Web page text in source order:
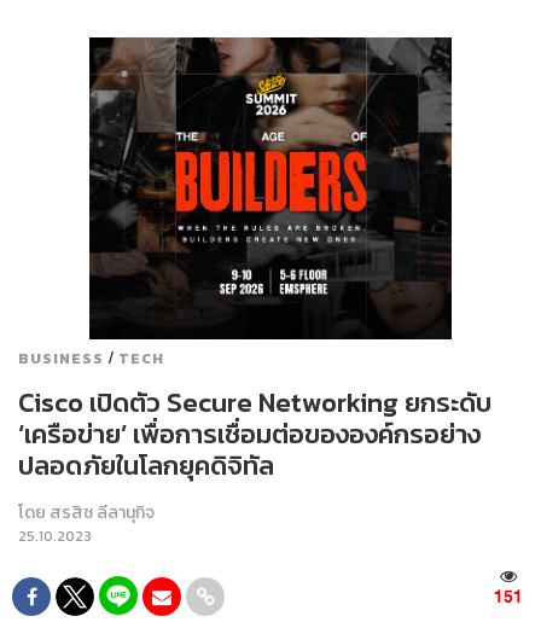
BUSINESS / TECH
Cisco เปิดตัว Secure Networking ยกระดับ
‘เครือข่าย’ เพื่อการเชื่อมต่อขององค์กรอย่าง
ปลอดภัยในโลกยุคดิจิทัล
โดย สรสิช ลีลานุกิจ
25.10.2023
151